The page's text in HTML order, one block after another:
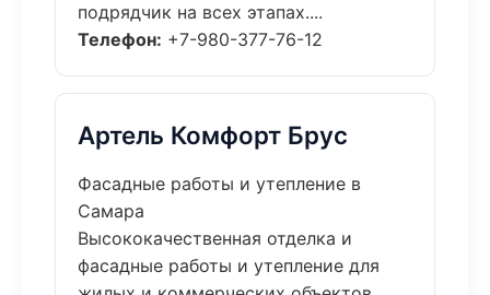
подрядчик на всех этапах....
Телефон: +7-980-377-76-12
Артель Комфорт Брус
Фасадные работы и утепление в
Самара
Высококачественная отделка и
фасадные работы и утепление для